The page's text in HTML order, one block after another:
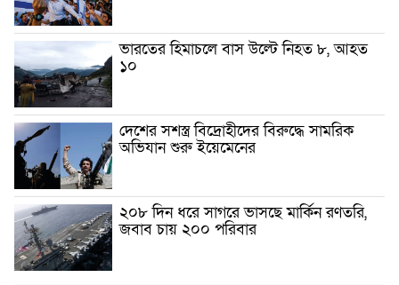
ভারতের হিমাচলে বাস উল্টে নিহত ৮, আহত
১০
দেশের সশস্ত্র বিদ্রোহীদের বিরুদ্ধে সামরিক
অভিযান শুরু ইয়েমেনের
২০৮ দিন ধরে সাগরে ভাসছে মার্কিন রণতরি,
জবাব চায় ২০০ পরিবার